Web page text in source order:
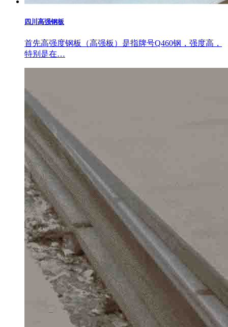
四川高强钢板
首先高强度钢板（高强板）是指牌号Q460钢，强度高，
特别是在…